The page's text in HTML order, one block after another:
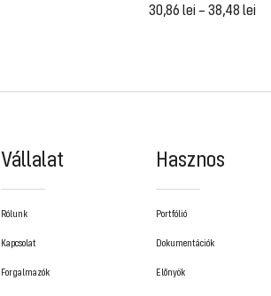
30,86 lei – 38,48 lei
Vállalat
Rólunk
Kapcsolat
Forgalmazók
Hasznos
Portfólió
Dokumentációk
Előnyök